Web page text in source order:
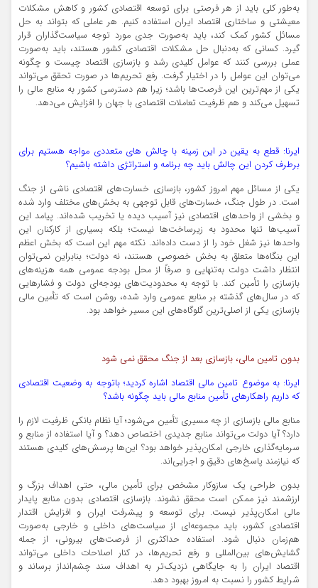
به‌طور کلی باید از هر فرصتی برای توسعه اقتصادی کشور و کاهش مشکلات
معیشتی و ساختاری اقتصاد ایران استفاده کنیم. هر عاملی که بتواند به حل
مسائل کشور کمک کند، باید به‌صورت جدی مورد توجه سیاست‌گذاران قرار
گیرد. کسانی که به‌دنبال حل مشکلات اقتصادی کشور هستند، باید به‌صورت
عملی بررسی کنند که عوامل کلیدی رشد و بازسازی اقتصاد چیست و چگونه
می‌توان این عوامل را در اختیار گرفت. رفع تحریم‌ها در صورت تحقق می‌تواند
یکی از مهم‌ترین این فرصت‌ها باشد؛ زیرا هم دسترسی کشور به منابع مالی را
تسهیل می‌کند و هم ظرفیت تعاملات اقتصادی با جهان را افزایش می‌دهد.
ایرنا: قطع به یقین در این زمینه با چالش های متعددی مواجه هستیم برای
برطرف کردن این چالش باید چه برنامه و استراتژی داشته باشیم؟
یکی از مسائل مهم امروز کشور، بازسازی خسارت‌های اقتصادی ناشی از جنگ
است. در طول جنگ، خسارت‌های قابل توجهی به بخش‌های مختلف وارد شده
و بخشی از واحدهای اقتصادی نیز آسیب دیده یا تخریب شده‌اند. پیامد این
آسیب‌ها تنها محدود به زیرساخت‌ها نیست؛ بلکه بسیاری از کارکنان این
واحدها نیز شغل خود را از دست داده‌اند. نکته مهم این است که بخش اعظم
این بنگاه‌ها متعلق به بخش خصوصی هستند، نه دولت؛ بنابراین نمی‌توان
انتظار داشت دولت به‌تنهایی و صرفاً از محل بودجه عمومی همه هزینه‌های
بازسازی را تأمین کند. با توجه به محدودیت‌های بودجه‌ای دولت و فشارهایی
که در سال‌های گذشته بر منابع عمومی وارد شده، روشن است که تأمین مالی
بازسازی یکی از اصلی‌ترین گلوگاه‌های این مسیر خواهد بود.
بدون تامین مالی، بازسازی بعد از جنگ محقق نمی شود
ایرنا: به موضوع تامین مالی اقتصاد اشاره کردید؛ باتوجه به وضعیت اقتصادی
که داریم راهکارهای تأمین منابع مالی باید چگونه باشد؟
منابع مالی بازسازی از چه مسیری تأمین می‌شود؛ آیا نظام بانکی ظرفیت لازم را
دارد؟ آیا دولت می‌تواند منابع جدیدی اختصاص دهد؟ و آیا استفاده از منابع و
سرمایه‌گذاری خارجی امکان‌پذیر خواهد بود؟ این‌ها پرسش‌های کلیدی هستند
که نیازمند پاسخ‌های دقیق و اجرایی‌اند.
بدون طراحی یک سازوکار مشخص برای تأمین مالی، حتی اهداف بزرگ و
ارزشمند نیز ممکن است محقق نشوند. بازسازی اقتصادی بدون منابع پایدار
مالی امکان‌پذیر نیست. برای توسعه و پیشرفت ایران و افزایش اقتدار
اقتصادی کشور، باید مجموعه‌ای از سیاست‌های داخلی و خارجی به‌صورت
هم‌زمان دنبال شود. استفاده حداکثری از فرصت‌های بیرونی، از جمله
گشایش‌های بین‌المللی و رفع تحریم‌ها، در کنار اصلاحات داخلی می‌تواند
اقتصاد ایران را به جایگاهی نزدیک‌تر به اهداف سند چشم‌انداز برساند و
شرایط کشور را نسبت به امروز بهبود دهد.